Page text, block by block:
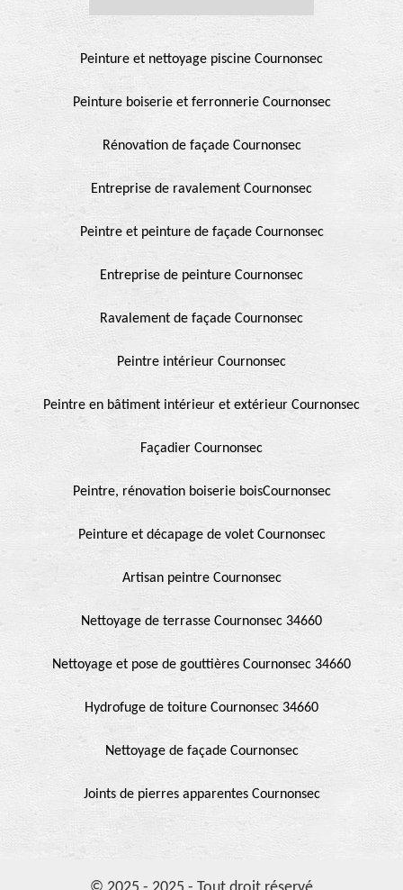
Peinture et nettoyage piscine Cournonsec
Peinture boiserie et ferronnerie Cournonsec
Rénovation de façade Cournonsec
Entreprise de ravalement Cournonsec
Peintre et peinture de façade Cournonsec
Entreprise de peinture Cournonsec
Ravalement de façade Cournonsec
Peintre intérieur Cournonsec
Peintre en bâtiment intérieur et extérieur Cournonsec
Façadier Cournonsec
Peintre, rénovation boiserie boisCournonsec
Peinture et décapage de volet Cournonsec
Artisan peintre Cournonsec
Nettoyage de terrasse Cournonsec 34660
Nettoyage et pose de gouttières Cournonsec 34660
Hydrofuge de toiture Cournonsec 34660
Nettoyage de façade Cournonsec
Joints de pierres apparentes Cournonsec